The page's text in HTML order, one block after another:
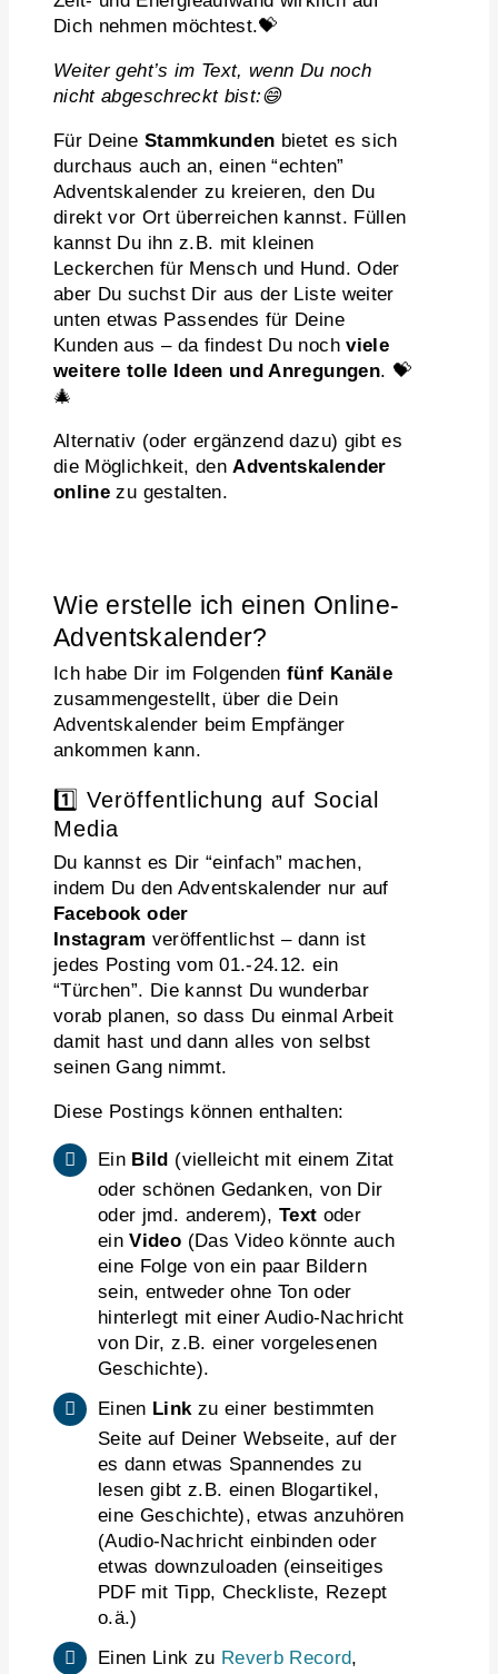
Dich nehmen möchtest.💝
Weiter geht’s im Text, wenn Du noch
nicht abgeschreckt bist:😄
Für Deine Stammkunden bietet es sich
durchaus auch an, einen “echten”
Adventskalender zu kreieren, den Du
direkt vor Ort überreichen kannst. Füllen
kannst Du ihn z.B. mit kleinen
Leckerchen für Mensch und Hund. Oder
aber Du suchst Dir aus der Liste weiter
unten etwas Passendes für Deine
Kunden aus – da findest Du nochviele
weitere tolle Ideen und Anregungen. 💝
🎄
Alternativ (oder ergänzend dazu) gibt es
die Möglichkeit, denAdventskalender
online zu gestalten.
Wie erstelle ich einen Online-
Adventskalender?
Ich habe Dir im Folgendenfünf Kanäle
zusammengestellt, über die Dein
Adventskalender beim Empfänger
ankommen kann.
1️⃣ Veröffentlichung auf Social
Media
Du kannst es Dir “einfach” machen,
indem Du den Adventskalender nur auf
Facebook oder
Instagram veröffentlichst – dann ist
jedes Posting vom 01.-24.12. ein
“Türchen”. Die kannst Du wunderbar
vorab planen, so dass Du einmal Arbeit
damit hast und dann alles von selbst
seinen Gang nimmt.
Diese Postings können enthalten:
Ein Bild (vielleicht mit einem Zitat
oder schönen Gedanken, von Dir
oder jmd. anderem),Text oder
einVideo (Das Video könnte auch
eine Folge von ein paar Bildern
sein, entweder ohne Ton oder
hinterlegt mit einer Audio-Nachricht
von Dir, z.B. einer vorgelesenen
Geschichte).
Einen Linkzu einer bestimmten
Seite auf Deiner Webseite, auf der
es dann etwas Spannendes zu
lesen gibt z.B. einen Blogartikel,
eine Geschichte), etwas anzuhören
(Audio-Nachricht einbinden oder
etwas downzuloaden (einseitiges
PDF mit Tipp, Checkliste, Rezept
o.ä.)
Einen Link zu Reverb Record,